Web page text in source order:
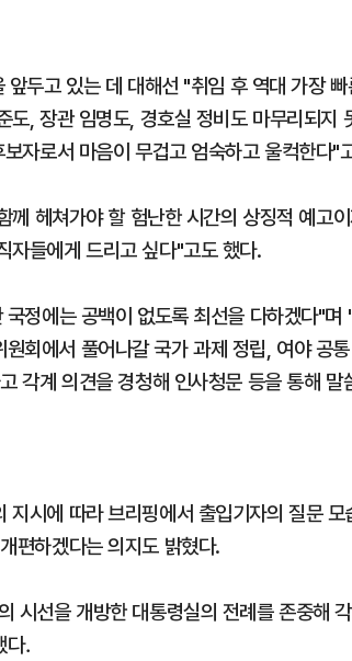
두고 있는 데 대해선 "취임 후 역대 가장
도, 장관 임명도, 경호실 정비도 마무리되지
자로서 마음이 무겁고 엄숙하고 울컥한다"
께 헤쳐가야 할 험난한 시간의 상징적 예고
자들에게 드리고 싶다"고도 했다.
정에는 공백이 없도록 최선을 다하겠다"
회에서 풀어나갈 국가 과제 정립, 여야 공
각계 의견을 경청해 인사청문 등을 통해
지시에 따라 브리핑에서 출입기자의 질문
편하겠다는 의지도 밝혔다.
시선을 개방한 대통령실의 전례를 존중해
．